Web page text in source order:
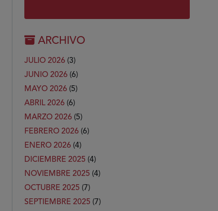
ARCHIVO
JULIO 2026 (3)
JUNIO 2026 (6)
MAYO 2026 (5)
ABRIL 2026 (6)
MARZO 2026 (5)
FEBRERO 2026 (6)
ENERO 2026 (4)
DICIEMBRE 2025 (4)
NOVIEMBRE 2025 (4)
OCTUBRE 2025 (7)
SEPTIEMBRE 2025 (7)